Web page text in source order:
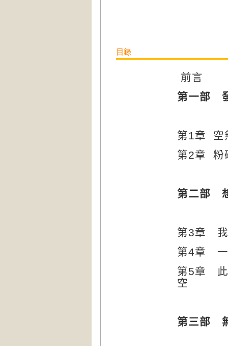
目錄
前言
第一部
第1章
空
第2章 粉
第二部
第3章 我
第4章 一
第5章 此
空
第三部